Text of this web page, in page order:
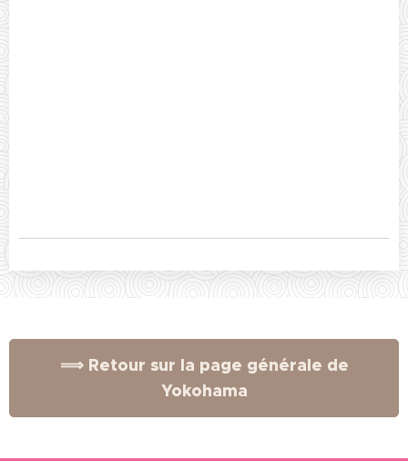
⟹ Retour sur la page générale de
Yokohama